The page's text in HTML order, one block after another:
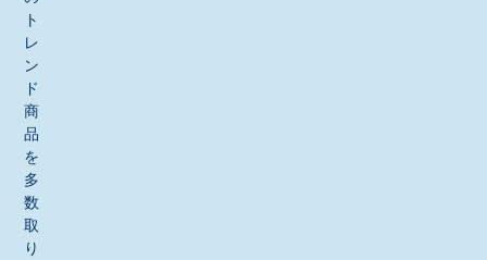
ト
レ
ン
ド
商
品
を
多
数
取
り